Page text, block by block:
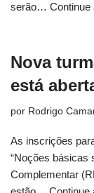
serão… Continue
Nova
está
por Rodrigo
As inscrições
“Noções básicas
Complementar